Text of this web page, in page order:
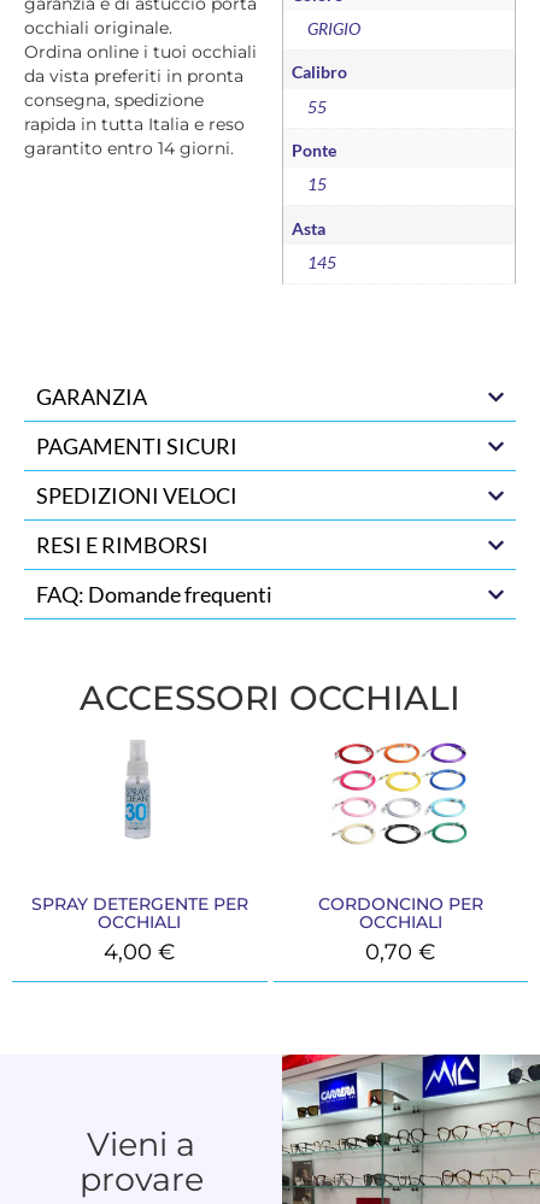
occhiali originale.
Ordina online i tuoi occhiali
da vista preferiti in pronta
consegna, spedizione
rapida in tutta Italia e reso
garantito entro 14 giorni.
GRIGIO
Calibro
55
Ponte
15
Asta
145
GARANZIA
PAGAMENTI SICURI
SPEDIZIONI VELOCI
RESI E RIMBORSI
FAQ: Domande frequenti
ACCESSORI OCCHIALI
SPRAY DETERGENTE PER
OCCHIALI
4,00€
CORDONCINO PER
OCCHIALI
0,70€
Vieni a
provare